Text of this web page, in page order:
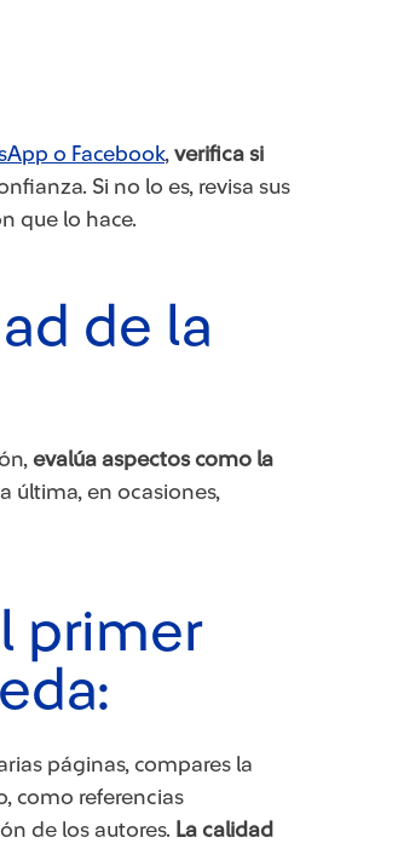
o Facebook, verifica si
Si no lo es, revisa sus
que lo hace.
de la
evalúa aspectos como la
última, en ocasiones,
primer
páginas, compares la
como referencias
de los autores. La calidad